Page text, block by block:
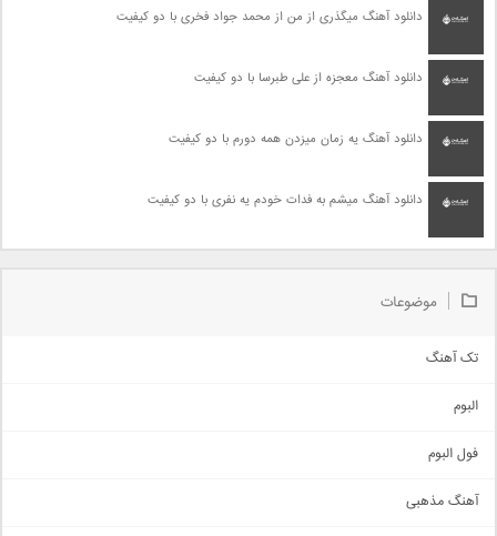
دانلود آهنگ میگذری از من از محمد جواد فخری با دو کیفیت
دانلود آهنگ معجزه از علی طبرسا با دو کیفیت
دانلود آهنگ یه زمان میزدن همه دورم با دو کیفیت
دانلود آهنگ میشم به فدات خودم یه نفری با دو کیفیت
موضوعات
تک آهنگ
اجتماعی
حماسی
البوم
فول البوم
آهنگ مذهبی